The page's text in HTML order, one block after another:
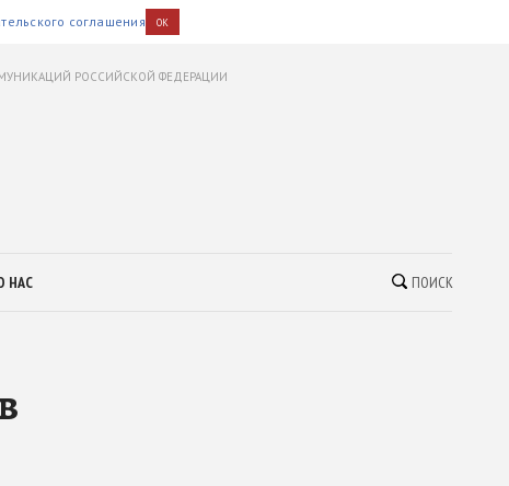
соглашения OK
РОССИЙСКОЙ ФЕДЕРАЦИИ
НАС ПОИСК